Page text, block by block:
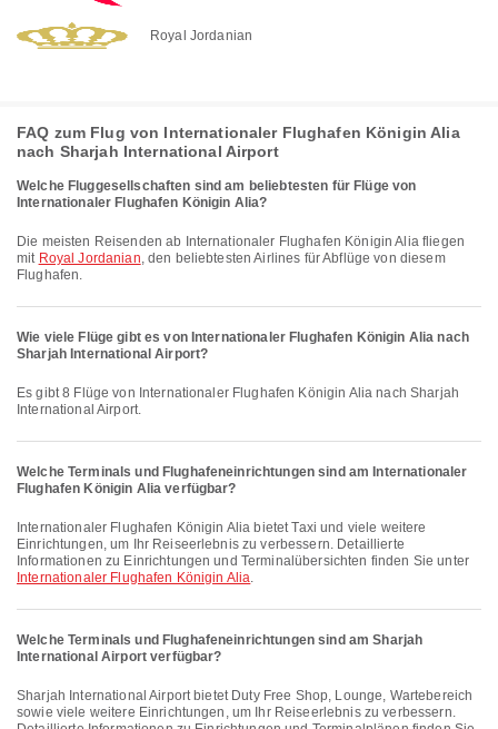
Royal Jordanian
FAQ zum Flug von Internationaler Flughafen Königin Alia
nach Sharjah International Airport
Welche Fluggesellschaften sind am beliebtesten für Flüge von
Internationaler Flughafen Königin Alia?
Die meisten Reisenden ab Internationaler Flughafen Königin Alia fliegen
mit Royal Jordanian, den beliebtesten Airlines für Abflüge von diesem
Flughafen.
Wie viele Flüge gibt es von Internationaler Flughafen Königin Alia nach
Sharjah International Airport?
Es gibt 8 Flüge von Internationaler Flughafen Königin Alia nach Sharjah
International Airport.
Welche Terminals und Flughafeneinrichtungen sind am Internationaler
Flughafen Königin Alia verfügbar?
Internationaler Flughafen Königin Alia bietet Taxi und viele weitere
Einrichtungen, um Ihr Reiseerlebnis zu verbessern. Detaillierte
Informationen zu Einrichtungen und Terminalübersichten finden Sie unter
Internationaler Flughafen Königin Alia.
Welche Terminals und Flughafeneinrichtungen sind am Sharjah
International Airport verfügbar?
Sharjah International Airport bietet Duty Free Shop, Lounge, Wartebereich
sowie viele weitere Einrichtungen, um Ihr Reiseerlebnis zu verbessern.